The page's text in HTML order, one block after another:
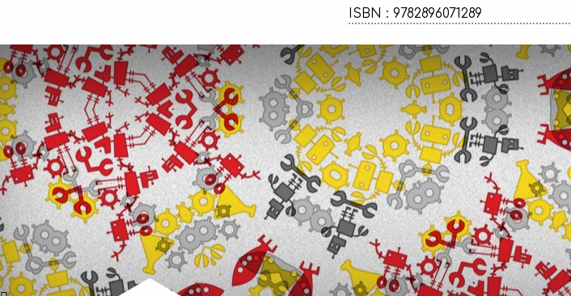
ISBN : 9782896071289